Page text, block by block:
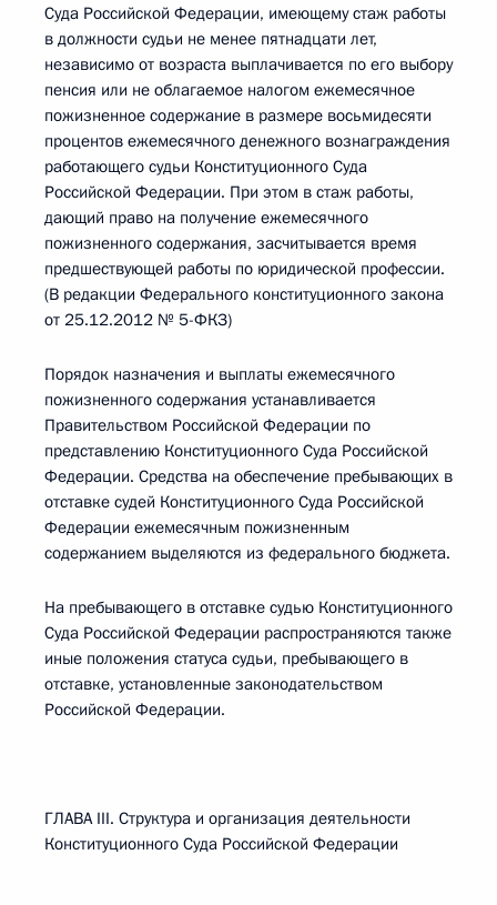
Суда Российской Федерации, имеющему стаж работы
в должности судьи не менее пятнадцати лет,
независимо от возраста выплачивается по его выбору
пенсия или не облагаемое налогом ежемесячное
пожизненное содержание в размере восьмидесяти
процентов ежемесячного денежного вознаграждения
работающего судьи Конституционного Суда
Российской Федерации. При этом в стаж работы,
дающий право на получение ежемесячного
пожизненного содержания, засчитывается время
предшествующей работы по юридической профессии.
(В редакции Федерального конституционного закона
от 25.12.2012 № 5-ФКЗ)
Порядок назначения и выплаты ежемесячного
пожизненного содержания устанавливается
Правительством Российской Федерации по
представлению Конституционного Суда Российской
Федерации. Средства на обеспечение пребывающих в
отставке судей Конституционного Суда Российской
Федерации ежемесячным пожизненным
содержанием выделяются из федерального бюджета.
На пребывающего в отставке судью Конституционного
Суда Российской Федерации распространяются также
иные положения статуса судьи, пребывающего в
отставке, установленные законодательством
Российской Федерации.
ГЛАВА III. Структура и организация деятельности
Конституционного Суда Российской Федерации